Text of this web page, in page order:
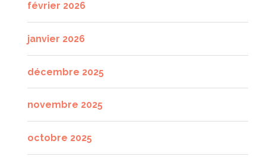
février 2026
janvier 2026
décembre 2025
novembre 2025
octobre 2025